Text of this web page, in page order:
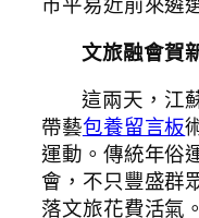
文旅融會賀
這兩天，江
帶藝包養留言板
運動。傳統年俗
會，不只豐盛群
落文旅花費活氣。